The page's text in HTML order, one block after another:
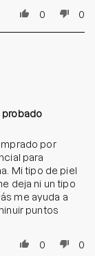
0
0
probado
por
para
Mi tipo de piel
deja ni un tipo
me ayuda a
puntos
0
0